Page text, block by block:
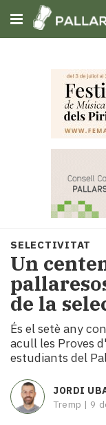
Subscriu-t'hi
Portada
Societat
Política
i
municipis
Economia
turisme
Cultura
Mai
tant!
TV
SELECTIVITAT
Un
de la
És el setè any
acull les Proves
estudiants del
JORDI
Tremp | 9